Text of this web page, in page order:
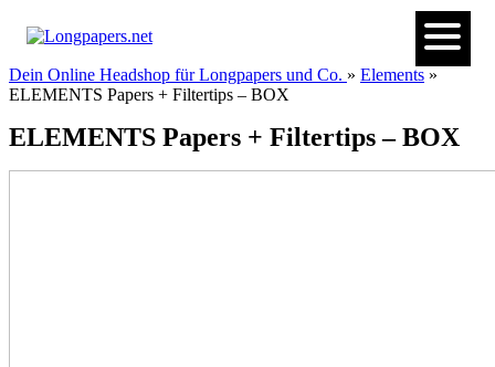
Dein Online Headshop für Longpapers und Co. » Elements »
ELEMENTS Papers + Filtertips – BOX
ELEMENTS Papers + Filtertips – BOX